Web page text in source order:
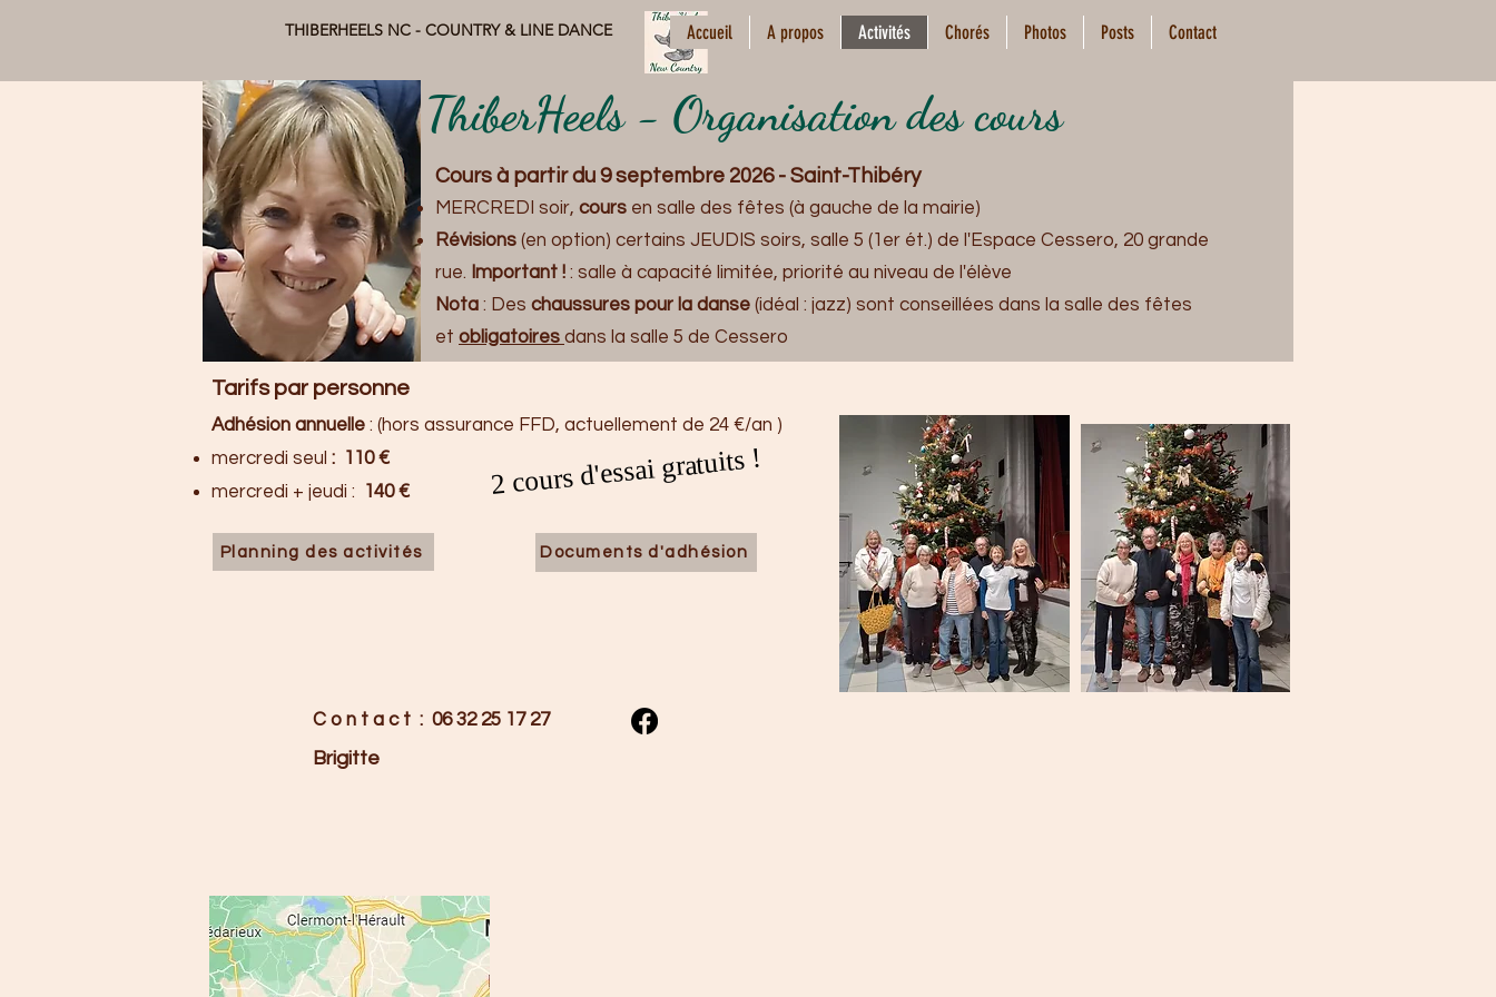
THIBERHEELS NC - COUNTRY & LINE DANCE Accueil A propos Activités Chorés Photos Posts Contact
Tarifs par personne
Adhésion annuelle : (hors assurance FFD, actuellement de 24 €/an )
mercredi seul : 110 €
mercredi + jeudi : 140 € 2 cours d'essai gratuits !
2 cours d'essai gratuits !
Planning des activités Documents d'adhésion
C o n t a c t : 06 32 25 17 27
Brigitte
ThiberHeels - Organisation des cours
Cours à partir du 9 septembre 2026 - Saint-Thibéry
MERCREDI soir, cours en salle des fêtes (à gauche de la mairie)
Révisions (en option) certains JEUDIS soirs, salle 5 (1er ét.) de l'Espace Cessero, 20 grande
rue. Important ! : salle à capacité limitée, priorité au niveau de l'élève
Nota : Des chaussures pour la danse (idéal : jazz) sont conseillées dans la salle des fêtes
et obligatoires dans la salle 5 de Cessero